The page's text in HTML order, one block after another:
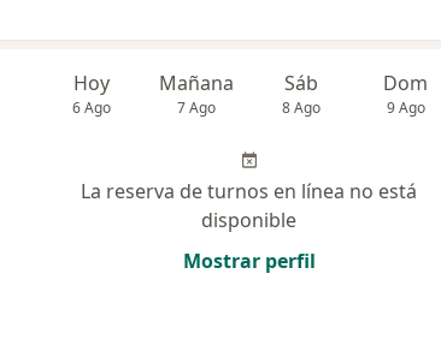
Hoy
6 Ago
Mañana
7 Ago
Sáb
8 Ago
Dom
9 Ago
La reserva de turnos en línea no está
disponible
Mostrar perfil